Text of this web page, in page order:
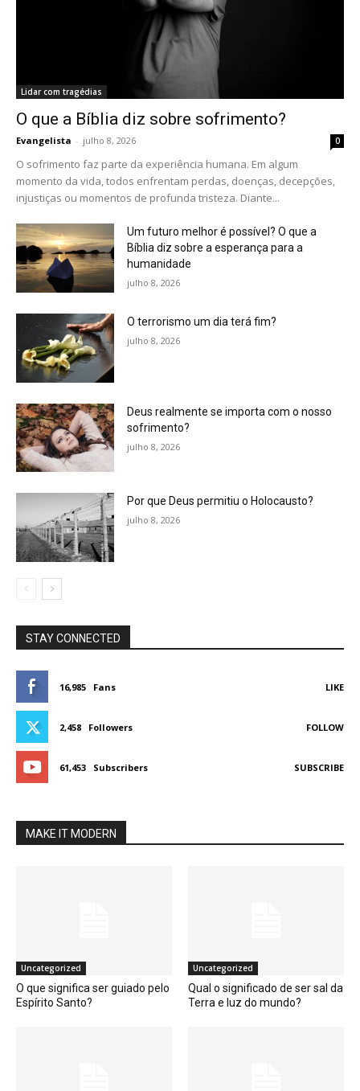
Lidar com tragédias
O que a Bíblia diz sobre sofrimento?
Evangelista - julho 8, 2026 0
O sofrimento faz parte da experiência humana. Em algum
momento da vida, todos enfrentam perdas, doenças, decepções,
injustiças ou momentos de profunda tristeza. Diante...
Um futuro melhor é possível? O que a
Bíblia diz sobre a esperança para a
humanidade
julho 8, 2026
O terrorismo um dia terá fim?
julho 8, 2026
Deus realmente se importa com o nosso
sofrimento?
julho 8, 2026
Por que Deus permitiu o Holocausto?
julho 8, 2026
STAY CONNECTED
16,985 Fans LIKE
2,458 Followers FOLLOW
61,453 Subscribers SUBSCRIBE
MAKE IT MODERN
Uncategorized
O que significa ser guiado pelo
Espírito Santo?
Uncategorized
Qual o significado de ser sal da
Terra e luz do mundo?